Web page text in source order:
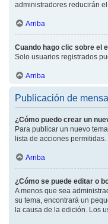
administradores reducirán
Arriba
Cuando hago clic sobre el
Solo usuarios registrados
Arriba
Publicación de
¿Cómo puedo crear un
Para publicar un nuevo
lista de acciones
Arriba
¿Cómo se puede editar o
A menos que sea
su tema, encontrará un
la causa de la edición. Los